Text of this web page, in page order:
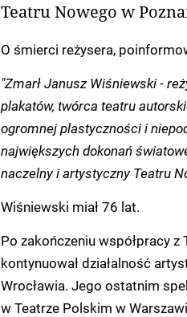
Teatru Nowego w
O śmierci reżysera,
"Zmarł Janusz Wiśniewski -
plakatów, twórca teatru
ogromnej plastyczności i
największych dokonań
naczelny i artystyczny Teatru
Wiśniewski miał 76 lat.
Po zakończeniu współpracy
kontynuował działalność
Wrocławia. Jego ostatnim
w Teatrze Polskim w